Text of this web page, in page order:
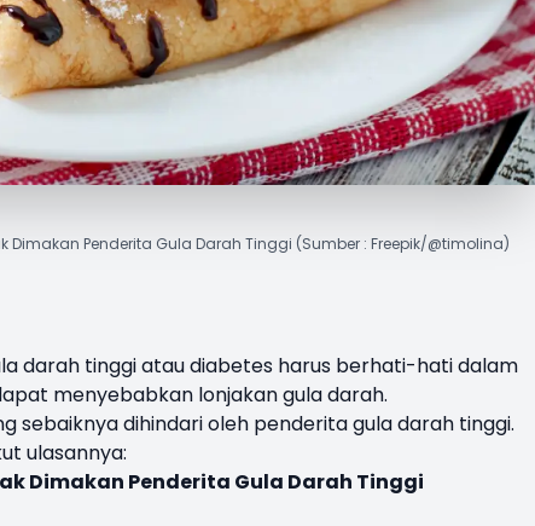
Penderita Gula Darah Tinggi (Sumber : Freepik/@timolina)
darah tinggi atau diabetes harus berhati-hati dalam
menyebabkan lonjakan gula darah.
sebaiknya dihindari oleh penderita gula darah tinggi.
ulasannya:
Dimakan Penderita Gula Darah Tinggi